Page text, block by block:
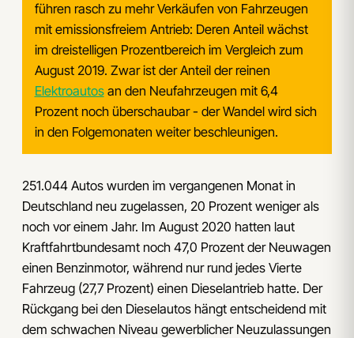
führen rasch zu mehr Verkäufen von Fahrzeugen
mit emissionsfreiem Antrieb: Deren Anteil wächst
im dreistelligen Prozentbereich im Vergleich zum
August 2019. Zwar ist der Anteil der reinen
Elektroautosan den Neufahrzeugen mit 6,4
Prozent noch überschaubar - der Wandel wird sich
in den Folgemonaten weiter beschleunigen.
251.044 Autos wurden im vergangenen Monat in
Deutschland neu zugelassen, 20 Prozent weniger als
noch vor einem Jahr. Im August 2020 hatten laut
Kraftfahrtbundesamt noch 47,0 Prozent der Neuwagen
einen Benzinmotor, während nur rund jedes Vierte
Fahrzeug (27,7 Prozent) einen Dieselantrieb hatte. Der
Rückgang bei den Dieselautos hängt entscheidend mit
dem schwachen Niveau gewerblicher Neuzulassungen